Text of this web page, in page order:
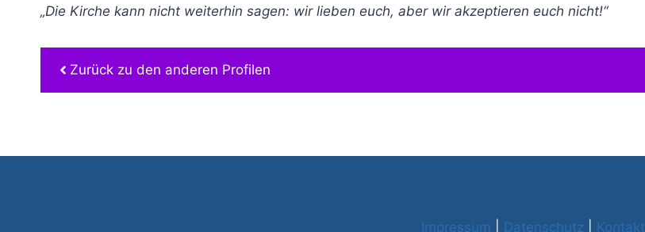
„Die Kirche kann nicht weiterhin sagen: wir lieben euch, aber wir akzeptieren euch nicht!“
Zurück zu den anderen Profilen
Impressum Datenschutz Kontakt